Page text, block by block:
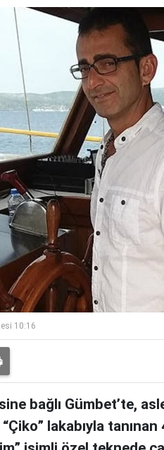
10:16
bağlı Gümbet’te,
lakabıyla